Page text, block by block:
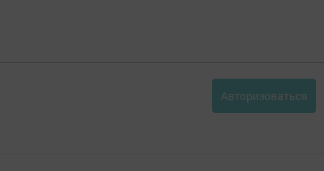
Авторизоваться